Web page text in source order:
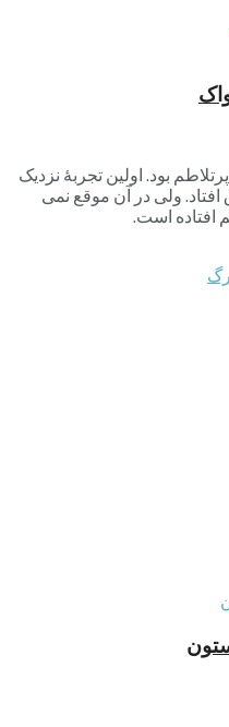
سالگی خیلی پرتلاطم بود. اولین تجربۀ نزدیک
ولی در آن موقع نمی
افتاده است.